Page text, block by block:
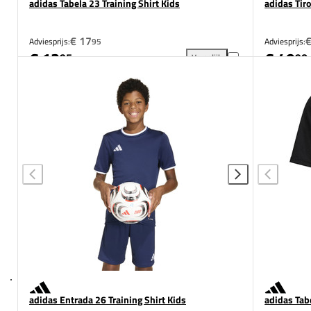
adidas Tabela 23 Training Shirt Kids
Adviesprijs:€ 1795
€ 1295
Vergelijk
adidas
Adviesprijs:
€ 4990
adidas Entrada 26 Training Shirt Kids adidas